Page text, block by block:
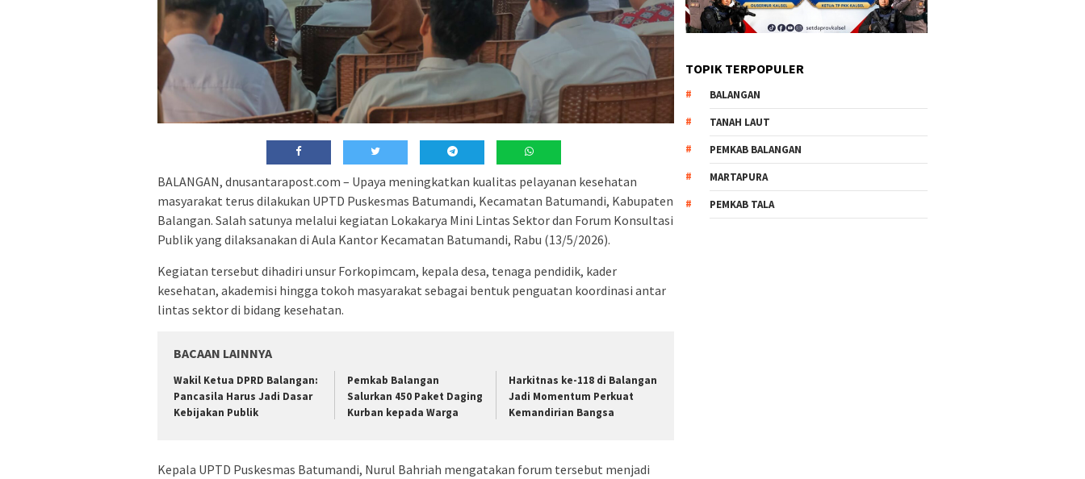
BALANGAN, dnusantarapost.com – Upaya meningkatkan kualitas pelayanan kesehatan
masyarakat terus dilakukan UPTD Puskesmas Batumandi, Kecamatan Batumandi, Kabupaten
Balangan. Salah satunya melalui kegiatan Lokakarya Mini Lintas Sektor dan Forum Konsultasi
Publik yang dilaksanakan di Aula Kantor Kecamatan Batumandi, Rabu (13/5/2026).
Kegiatan tersebut dihadiri unsur Forkopimcam, kepala desa, tenaga pendidik, kader
kesehatan, akademisi hingga tokoh masyarakat sebagai bentuk penguatan koordinasi antar
lintas sektor di bidang kesehatan.
BACAAN LAINNYA
Wakil Ketua DPRD Balangan:
Pancasila Harus Jadi Dasar
Kebijakan Publik
Pemkab Balangan
Salurkan 450 Paket Daging
Kurban kepada Warga
Harkitnas ke-118 di Balangan
Jadi Momentum Perkuat
Kemandirian Bangsa
Kepala UPTD Puskesmas Batumandi, Nurul Bahriah mengatakan forum tersebut menjadi
TOPIK TERPOPULER
BALANGAN
TANAH LAUT
PEMKAB BALANGAN
MARTAPURA
PEMKAB TALA